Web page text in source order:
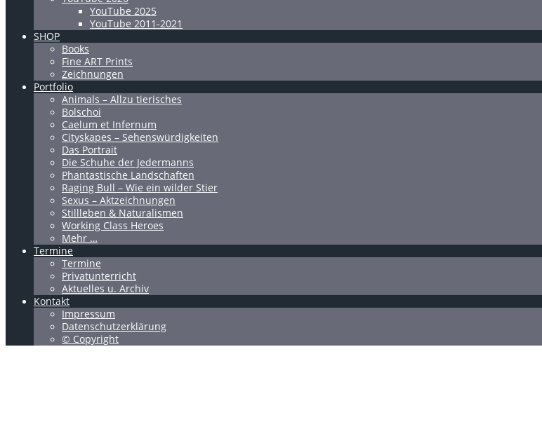
YouTube 2025
YouTube 2011-2021
SHOP
Books
Fine ART Prints
Zeichnungen
Portfolio
Animals – Allzu tierisches
Bolschoi
Caelum et Infernum
Cityskapes – Sehenswürdigkeiten
Das Portrait
Die Schuhe der Jedermanns
Phantastische Landschaften
Raging Bull – Wie ein wilder Stier
Sexus – Aktzeichnungen
Stillleben & Naturalismen
Working Class Heroes
Mehr …
Termine
Termine
Privatunterricht
Aktuelles u. Archiv
Kontakt
Impressum
Datenschutzerklärung
© Copyright